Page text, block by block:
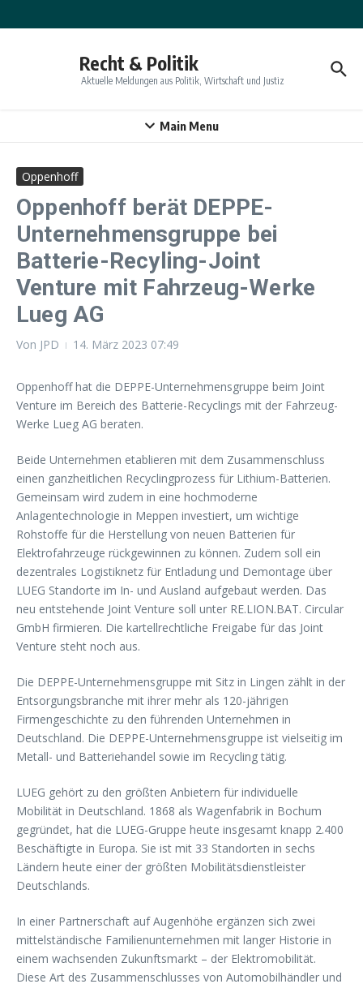
Recht & Politik
Aktuelle Meldungen aus Politik, Wirtschaft und Justiz
Main Menu
Oppenhoff
Oppenhoff berät DEPPE-
Unternehmensgruppe bei
Batterie-Recyling-Joint
Venture mit Fahrzeug-Werke
Lueg AG
Von JPD 14. März 2023 07:49
Oppenhoff hat die DEPPE-Unternehmensgruppe beim Joint
Venture im Bereich des Batterie-Recyclings mit der Fahrzeug-
Werke Lueg AG beraten.
Beide Unternehmen etablieren mit dem Zusammenschluss
einen ganzheitlichen Recyclingprozess für Lithium-Batterien.
Gemeinsam wird zudem in eine hochmoderne
Anlagentechnologie in Meppen investiert, um wichtige
Rohstoffe für die Herstellung von neuen Batterien für
Elektrofahrzeuge rückgewinnen zu können. Zudem soll ein
dezentrales Logistiknetz für Entladung und Demontage über
LUEG Standorte im In- und Ausland aufgebaut werden. Das
neu entstehende Joint Venture soll unter RE.LION.BAT. Circular
GmbH firmieren. Die kartellrechtliche Freigabe für das Joint
Venture steht noch aus.
Die DEPPE-Unternehmensgruppe mit Sitz in Lingen zählt in der
Entsorgungsbranche mit ihrer mehr als 120-jährigen
Firmengeschichte zu den führenden Unternehmen in
Deutschland. Die DEPPE-Unternehmensgruppe ist vielseitig im
Metall- und Batteriehandel sowie im Recycling tätig.
LUEG gehört zu den größten Anbietern für individuelle
Mobilität in Deutschland. 1868 als Wagenfabrik in Bochum
gegründet, hat die LUEG-Gruppe heute insgesamt knapp 2.400
Beschäftigte in Europa. Sie ist mit 33 Standorten in sechs
Ländern heute einer der größten Mobilitätsdienstleister
Deutschlands.
In einer Partnerschaft auf Augenhöhe ergänzen sich zwei
mittelständische Familienunternehmen mit langer Historie in
einem wachsenden Zukunftsmarkt – der Elektromobilität.
Diese Art des Zusammenschlusses von Automobilhändler und